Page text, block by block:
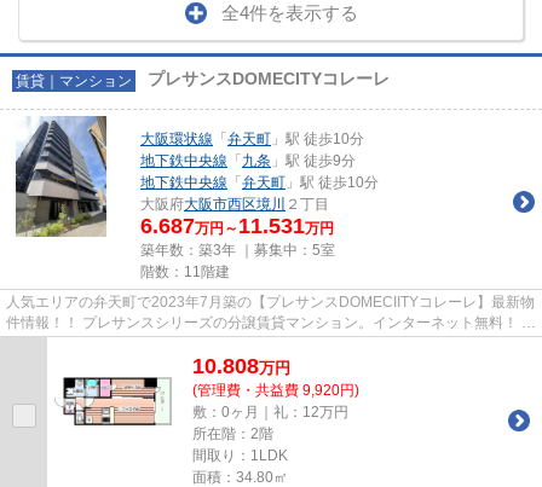
全4件を表示する
賃貸｜マンション プレサンスDOMECITYコレーレ
大阪環状線 「 弁天町 」駅 徒歩10分
地下鉄中央線 「 九条 」駅 徒歩9分
地下鉄中央線 「 弁天町 」駅 徒歩10分
大阪府大阪市西区境川 ２丁目
6.687万円～ 11.531万円
築年数：築3年 ｜募集中： 5室
階数：11階建
人気エリアの弁天町で2023年7月築の【プレサンスDOMECIITYコレーレ】最新物
件情報！！ プレサンスシリーズの分譲賃貸マンション。インターネット無料！ グ
10.808万円
(管理費・共益費 9,920円)
敷：0ヶ月｜礼：12万円
所在階：2階
間取り：1LDK
面積：34.80㎡